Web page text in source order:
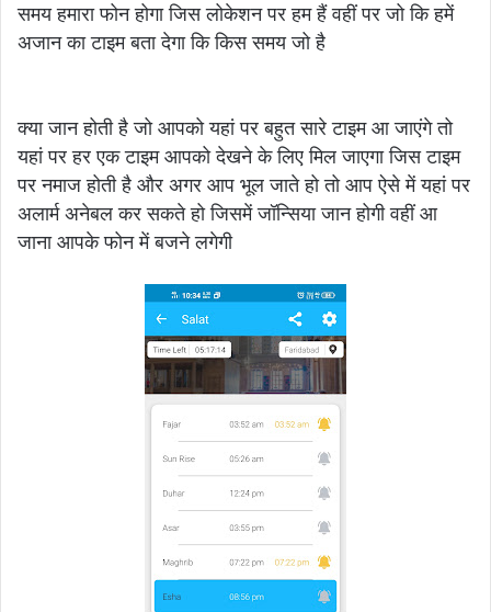
समय हमारा फोन होगा जिस लोकेशन पर हम हैं वहीं पर जो कि हमें
अजान का टाइम बता देगा कि किस समय जो है
क्या जान होती है जो आपको यहां पर बहुत सारे टाइम आ जाएंगे तो
यहां पर हर एक टाइम आपको देखने के लिए मिल जाएगा जिस टाइम
पर नमाज होती है और अगर आप भूल जाते हो तो आप ऐसे में यहां पर
अलार्म अनेबल कर सकते हो जिसमें जॉन्सिया जान होगी वहीं आ
जाना आपके फोन में बजने लगेगी